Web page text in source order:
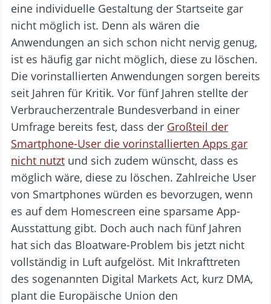
eine individuelle Gestaltung der Startseite gar
nicht möglich ist. Denn als wären die
Anwendungen an sich schon nicht nervig genug,
ist es häufig gar nicht möglich, diese zu löschen.
Die vorinstallierten Anwendungen sorgen bereits
seit Jahren für Kritik. Vor fünf Jahren stellte der
Verbraucherzentrale Bundesverband in einer
Umfrage bereits fest, dass der Großteil der
Smartphone-User die vorinstallierten Apps gar
nicht nutzt und sich zudem wünscht, dass es
möglich wäre, diese zu löschen. Zahlreiche User
von Smartphones würden es bevorzugen, wenn
es auf dem Homescreen eine sparsame App-
Ausstattung gibt. Doch auch nach fünf Jahren
hat sich das Bloatware-Problem bis jetzt nicht
vollständig in Luft aufgelöst. Mit Inkrafttreten
des sogenannten Digital Markets Act, kurz DMA,
plant die Europäische Union den